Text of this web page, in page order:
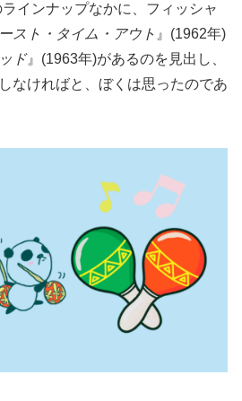
インナップなかに、フィッシャ
スト・タイム・アウト 』(1962年)
ド』(1963年)があるのを見出し、
なければと、ぼくは思ったのであ